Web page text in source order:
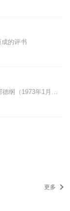
的评书
本专辑精选2012郭德纲经典相声。郭德纲（1973年1月18日－），相声演员、中国天津人，亦为电视演员及电视...
更多